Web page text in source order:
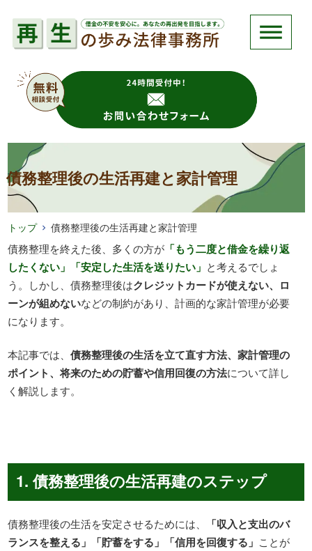
債務整理後の生活再建と家計管理
トップ 債務整理後の生活再建と家計管理
債務整理を終えた後、多くの方が 「もう二度と借金を繰り返
したくない」「安定した生活を送りたい」 と考えるでしょ
う。しかし、債務整理後はクレジットカードが使えない、ロ
ーンが組めないなどの制約があり、計画的な家計管理が必要
になります。
本記事では、債務整理後の生活を立て直す方法、家計管理の
ポイント、将来のための貯蓄や信用回復の方法について詳し
く解説します。
1. 債務整理後の生活再建のステップ
債務整理後の生活を安定させるためには、
「収入と支出のバ
ランスを整える」「貯蓄をする」「信用を回復する」 ことが